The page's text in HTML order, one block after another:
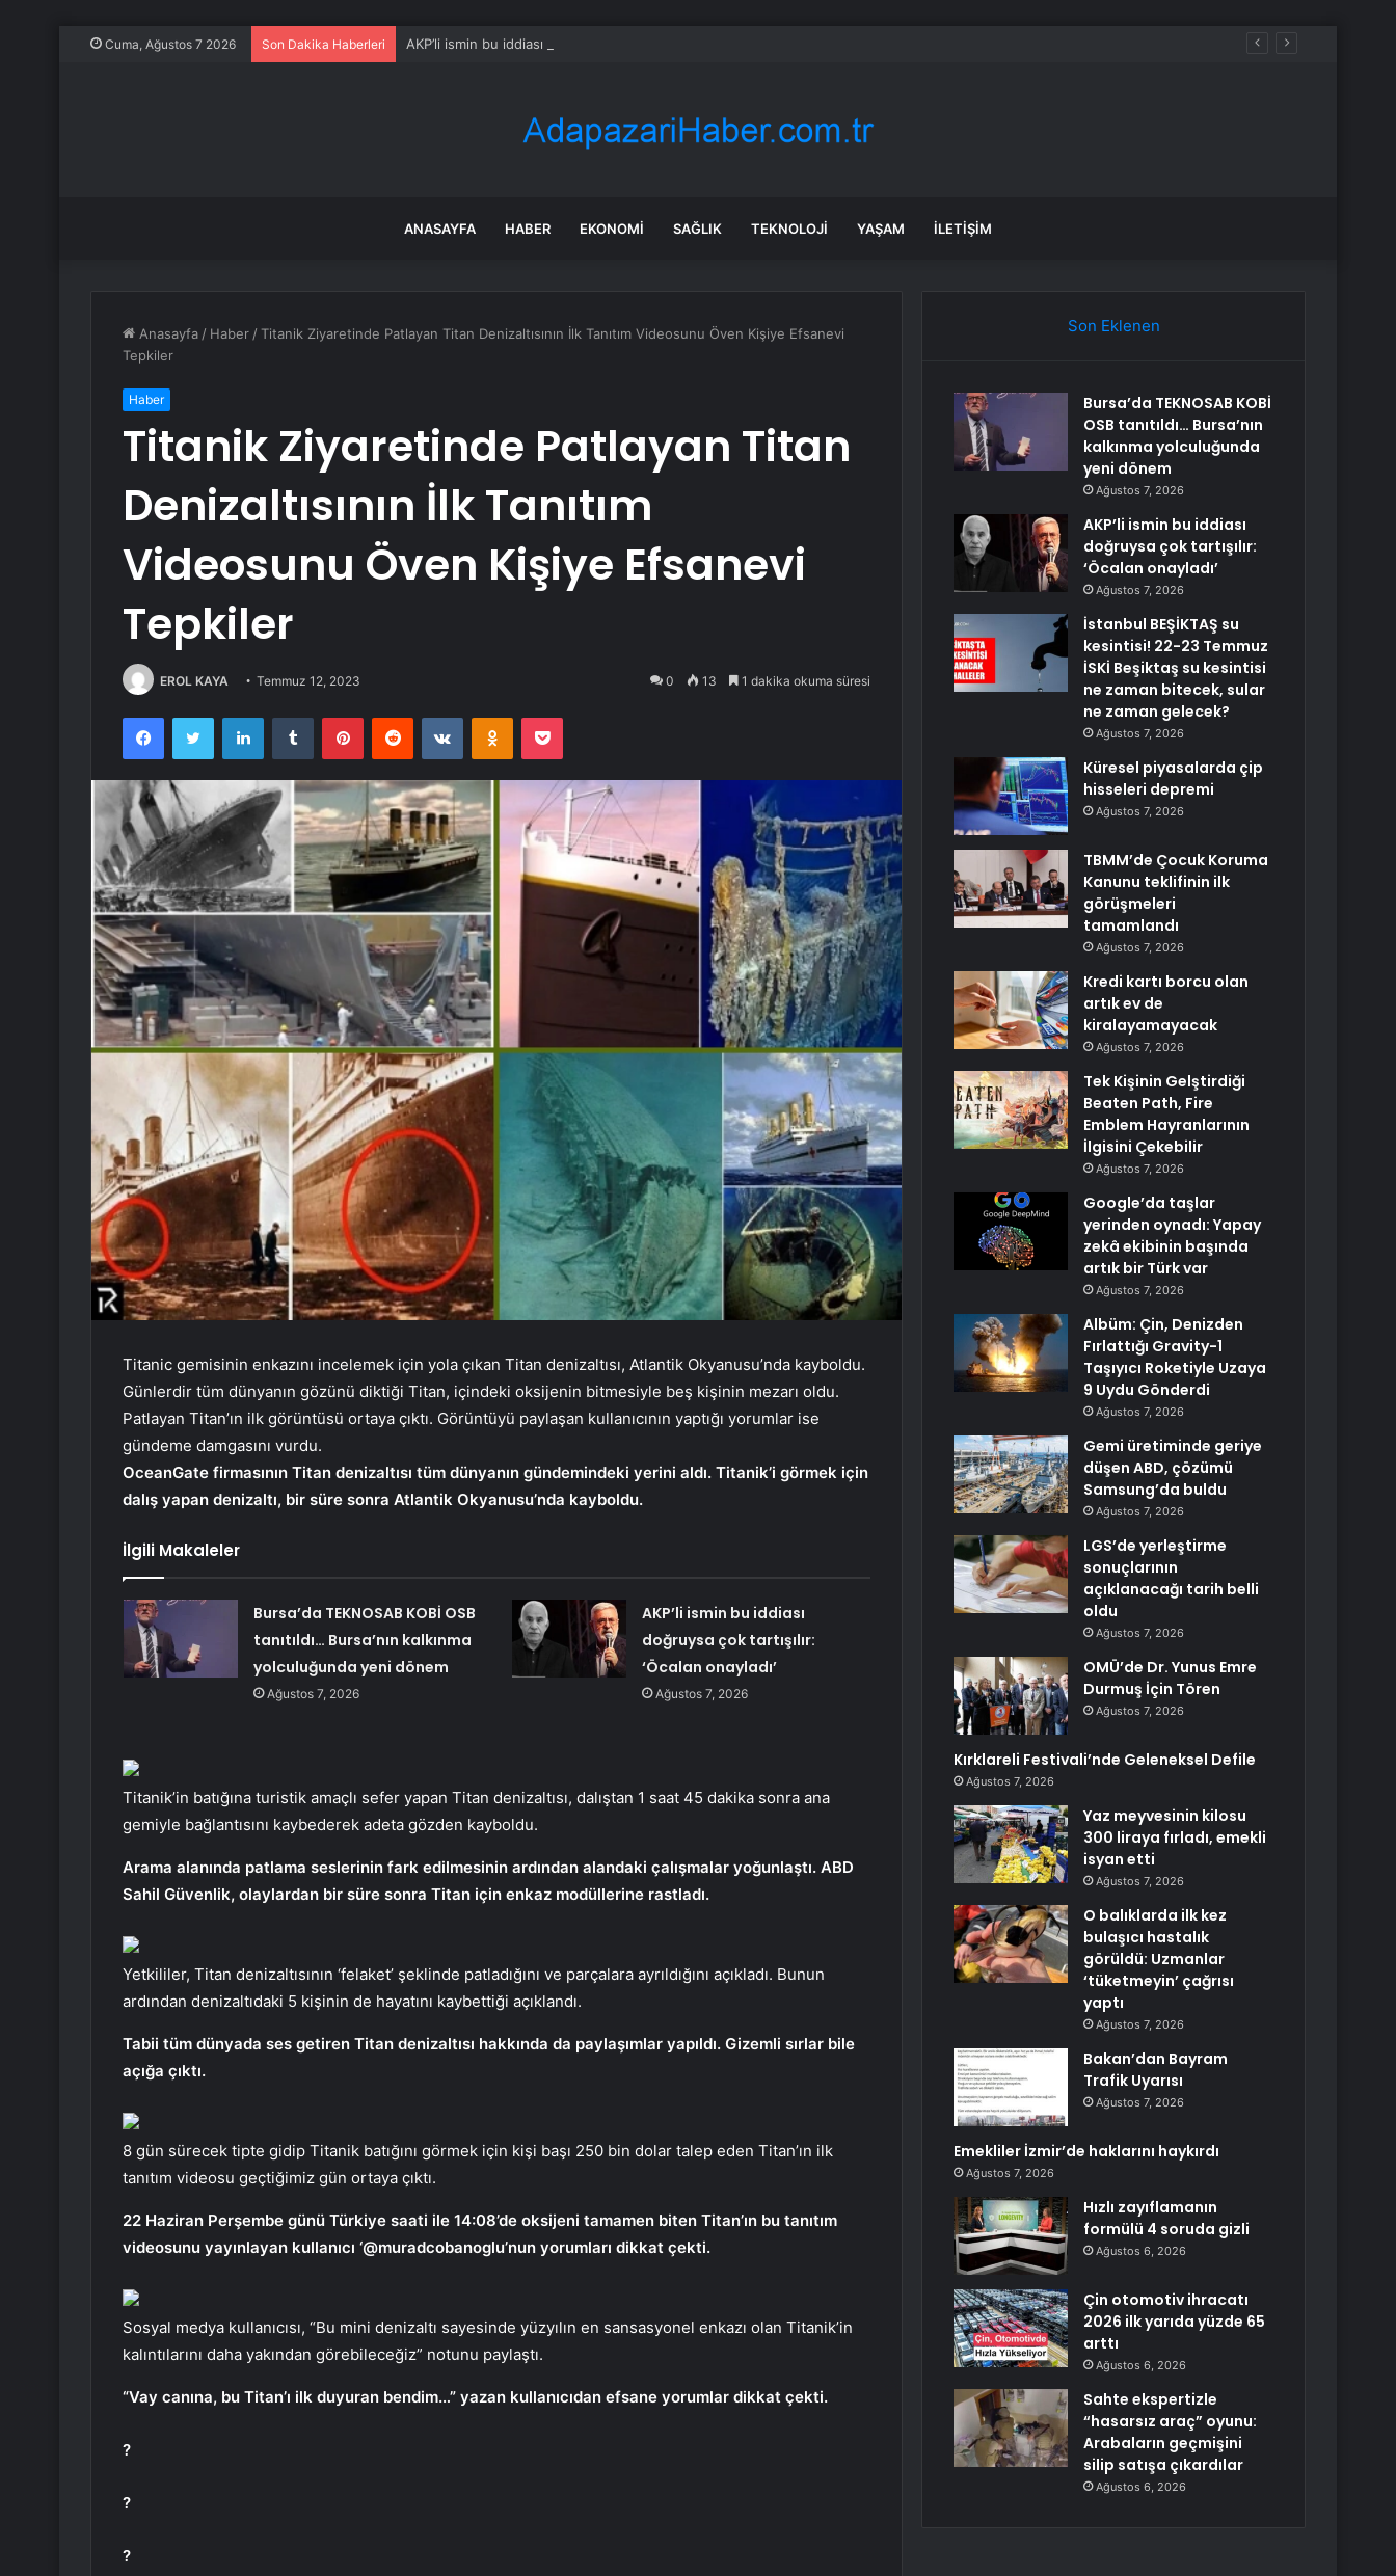
Cuma, Ağustos 7 2026 Son Dakika Haberleri AKP’li ismin bu iddiası doğruysa çok tartışılır: ‘Öcalan onayladı’
ANASAYFA HABER EKONOMI SAĞLIK TEKNOLOJI YAŞAM İLETIŞIM
Anasayfa / Haber /Titanik Ziyaretinde Patlayan Titan Denizaltısının İlk Tanıtım Videosunu Öven Kişiye Efsanevi
Tepkiler
Haber
Titanik Ziyaretinde Patlayan Titan
Denizaltısının İlk Tanıtım
Videosunu Öven Kişiye Efsanevi
Tepkiler
EROL KAYA Temmuz 12, 2023 0 13 1 dakika okuma süresi
FacebookTwitter LinkedInTumblr PinterestReddit VKontakteOdnoklassniki
Pocket
Titanic gemisinin enkazını incelemek için yola çıkan Titan denizaltısı, Atlantik Okyanusu’nda kayboldu.
Günlerdir tüm dünyanın gözünü diktiği Titan, içindeki oksijenin bitmesiyle beş kişinin mezarı oldu.
Patlayan Titan’ın ilk görüntüsü ortaya çıktı. Görüntüyü paylaşan kullanıcının yaptığı yorumlar ise
gündeme damgasını vurdu.
OceanGate firmasının Titan denizaltısı tüm dünyanın gündemindeki yerini aldı. Titanik’i görmek için
dalış yapan denizaltı, bir süre sonra Atlantik Okyanusu’nda kayboldu.
İlgili Makaleler
Bursa’da TEKNOSAB KOBİ OSB
tanıtıldı… Bursa’nın kalkınma
yolculuğunda yeni dönem
Ağustos 7, 2026
AKP’li ismin bu iddiası
doğruysa çok tartışılır:
‘Öcalan onayladı’
Ağustos 7, 2026
Titanik’in batığına turistik amaçlı sefer yapan Titan denizaltısı, dalıştan 1 saat 45 dakika sonra ana
gemiyle bağlantısını kaybederek adeta gözden kayboldu.
Arama alanında patlama seslerinin fark edilmesinin ardından alandaki çalışmalar yoğunlaştı. ABD
Sahil Güvenlik, olaylardan bir süre sonra Titan için enkaz modüllerine rastladı.
Yetkililer, Titan denizaltısının ‘felaket’ şeklinde patladığını ve parçalara ayrıldığını açıkladı. Bunun
ardından denizaltıdaki 5 kişinin de hayatını kaybettiği açıklandı.
Tabii tüm dünyada ses getiren Titan denizaltısı hakkında da paylaşımlar yapıldı. Gizemli sırlar bile
açığa çıktı.
8 gün sürecek tipte gidip Titanik batığını görmek için kişi başı 250 bin dolar talep eden Titan’ın ilk
tanıtım videosu geçtiğimiz gün ortaya çıktı.
22 Haziran Perşembe günü Türkiye saati ile 14:08’de oksijeni tamamen biten Titan’ın bu tanıtım
videosunu yayınlayan kullanıcı ‘@muradcobanoglu’nun yorumları dikkat çekti.
Sosyal medya kullanıcısı, “Bu mini denizaltı sayesinde yüzyılın en sansasyonel enkazı olan Titanik’in
kalıntılarını daha yakından görebileceğiz” notunu paylaştı.
“Vay canına, bu Titan’ı ilk duyuran bendim…” yazan kullanıcıdan efsane yorumlar dikkat çekti.
?
?
?
Son Eklenen
Bursa’da TEKNOSAB KOBİ
OSB tanıtıldı… Bursa’nın
kalkınma yolculuğunda
yeni dönem
Ağustos 7, 2026
AKP’li ismin bu iddiası
doğruysa çok tartışılır:
‘Öcalan onayladı’
Ağustos 7, 2026
İstanbul BEŞİKTAŞ su
kesintisi! 22-23 Temmuz
İSKİ Beşiktaş su kesintisi
ne zaman bitecek, sular
ne zaman gelecek?
Ağustos 7, 2026
Küresel piyasalarda çip
hisseleri depremi
Ağustos 7, 2026
TBMM’de Çocuk Koruma
Kanunu teklifinin ilk
görüşmeleri
tamamlandı
Ağustos 7, 2026
Kredi kartı borcu olan
artık ev de
kiralayamayacak
Ağustos 7, 2026
Tek Kişinin Gelştirdiği
Beaten Path, Fire
Emblem Hayranlarının
İlgisini Çekebilir
Ağustos 7, 2026
Google’da taşlar
yerinden oynadı: Yapay
zekâ ekibinin başında
artık bir Türk var
Ağustos 7, 2026
Albüm: Çin, Denizden
Fırlattığı Gravity-1
Taşıyıcı Roketiyle Uzaya
9 Uydu Gönderdi
Ağustos 7, 2026
Gemi üretiminde geriye
düşen ABD, çözümü
Samsung’da buldu
Ağustos 7, 2026
LGS’de yerleştirme
sonuçlarının
açıklanacağı tarih belli
oldu
Ağustos 7, 2026
OMÜ’de Dr. Yunus Emre
Durmuş İçin Tören
Ağustos 7, 2026
Kırklareli Festivali’nde Geleneksel Defile
Ağustos 7, 2026
Yaz meyvesinin kilosu
300 liraya fırladı, emekli
isyan etti
Ağustos 7, 2026
O balıklarda ilk kez
bulaşıcı hastalık
görüldü: Uzmanlar
‘tüketmeyin’ çağrısı
yaptı
Ağustos 7, 2026
Bakan’dan Bayram
Trafik Uyarısı
Ağustos 7, 2026
Emekliler İzmir’de haklarını haykırdı
Ağustos 7, 2026
Hızlı zayıflamanın
formülü 4 soruda gizli
Ağustos 6, 2026
Çin otomotiv ihracatı
2026 ilk yarıda yüzde 65
arttı
Ağustos 6, 2026
Sahte ekspertizle
“hasarsız araç” oyunu:
Arabaların geçmişini
silip satışa çıkardılar
Ağustos 6, 2026